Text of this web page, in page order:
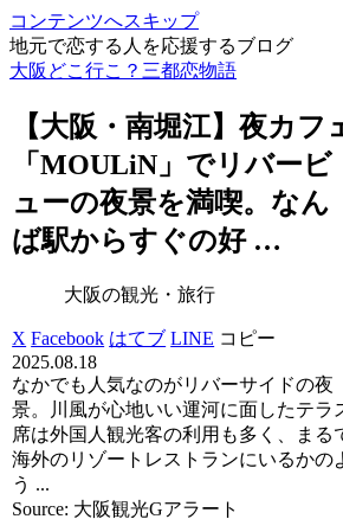
コンテンツへスキップ
地元で恋する人を応援するブログ
大阪どこ行こ？三都恋物語
【大阪 ・南堀江】夜カフ
「MOULiN」でリバービ
ューの夜景を満喫。なん
ば駅からすぐの好 …
大阪の観光・旅行
X Facebook はてブ LINE コピー
2025.08.18
なかでも人気なのがリバーサイドの夜
景。川風が心地いい運河に面したテラ
席は外国人観光客の利用も多く、まる
海外のリゾートレストランにいるかの
う ...
Source: 大阪観光Gアラート